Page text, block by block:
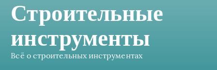
Строительные
инструменты
Всё о строительных инструментах